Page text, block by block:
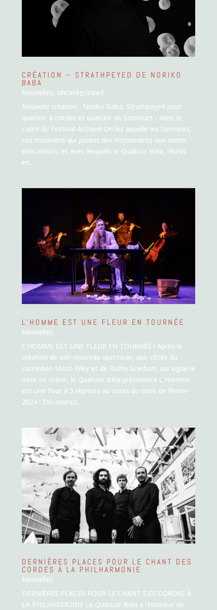
CRÉATION – STRATHPEYED DE NORIKO
BABA
Nouvelles, Uncategorized
Nouvelle création : Noriko Baba, Strathpeyed pour
quatuor à cordes et quatuor de Sonneurs - dans le
cadre du Festival Archipel On les appelle les Sonneurs,
ces musiciens qui jouent des instruments aux noms
évocateurs, et avec lesquels le Quatuor Béla, réunis
en...
L’HOMME EST UNE FLEUR EN TOURNÉE
Nouvelles
L'HOMME EST UNE FLEUR EN TOURNÉE ! Après la
création de son nouveau spectacle, aux côtés du
comédien Mitch Riley et de Ruthy Scetbon, qui signe la
mise en scène, le Quatuor Béla présentera L'Homme
est une fleur à 5 reprises au cours du mois de février
2024 ! Découvrez...
DERNIÈRES PLACES POUR LE CHANT DES
CORDES À LA PHILHARMONIE
Nouvelles
DERNIÈRES PLACES POUR LE CHANT DES CORDES À
LA PHILHARMONIE Le Quatuor Béla a l'honneur de